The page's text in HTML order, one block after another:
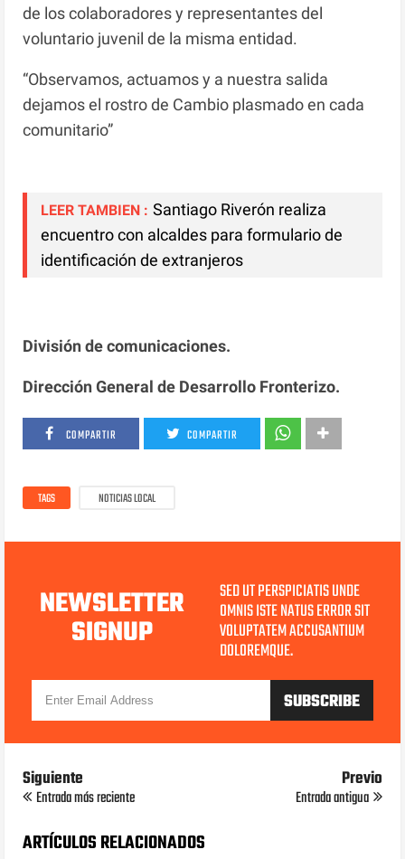
de los colaboradores y representantes del
voluntario juvenil de la misma entidad.
“Observamos, actuamos y a nuestra salida
dejamos el rostro de Cambio plasmado en cada
comunitario”
LEER TAMBIEN : Santiago Riverón realiza
encuentro con alcaldes para formulario de
identificación de extranjeros
División de comunicaciones.
Dirección General de Desarrollo Fronterizo.
COMPARTIR COMPARTIR
TAGS NOTICIAS LOCAL
NEWSLETTER
SIGNUP
SED UT PERSPICIATIS UNDE
OMNIS ISTE NATUS ERROR SIT
VOLUPTATEM ACCUSANTIUM
DOLOREMQUE.
Siguiente
Entrada más reciente
Previo
Entrada antigua
ARTÍCULOS RELACIONADOS